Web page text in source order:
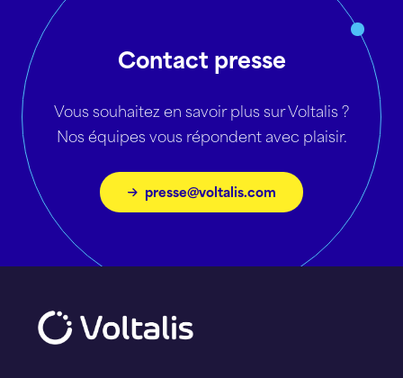
Contact presse
Vous souhaitez en savoir plus sur Voltalis ?
Nos équipes vous répondent avec plaisir.
presse@voltalis.com